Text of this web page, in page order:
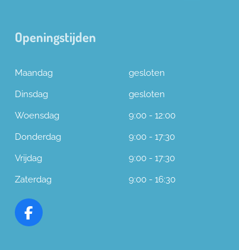
Openingstijden
Maandag
gesloten
Dinsdag
gesloten
Woensdag
9:00 - 12:00
Donderdag
9:00 - 17:30
Vrijdag
9:00 - 17:30
Zaterdag
9:00 - 16:30
F